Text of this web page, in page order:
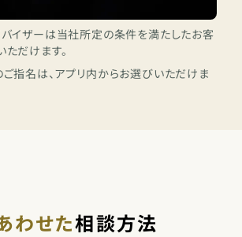
バイザーは当社所定の条件を満たしたお客
だけます。
指名は、アプリ内からお選びいただけま
わせた相談方法